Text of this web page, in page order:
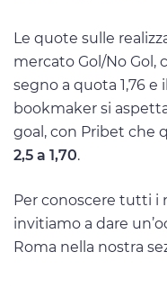
Le quote sulle
mercato Gol/No Gol,
segno a quota 1,76 e il
bookmaker si
goal, con Pribet che
2,5 a 1,70.
Per conoscere tutti i
invitiamo a dare
Roma nella nostra